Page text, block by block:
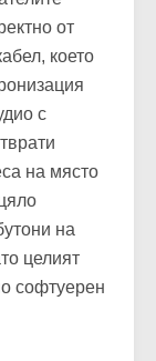
от
което
с
на място
на
целият